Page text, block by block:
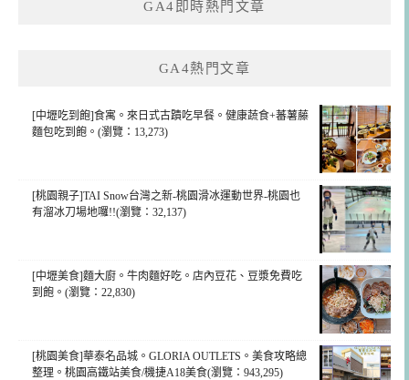
GA4即時熱門文章
GA4熱門文章
[中壢吃到飽]食寓。來日式古蹟吃早餐。健康蔬食+蕃薯藤
麵包吃到飽。(瀏覽：13,273)
[桃園親子]TAI Snow台灣之新-桃園滑冰運動世界-桃園也
有溜冰刀場地囉!!(瀏覽：32,137)
[中壢美食]麵大廚。牛肉麵好吃。店內豆花、豆漿免費吃
到飽。(瀏覽：22,830)
[桃園美食]華泰名品城。GLORIA OUTLETS。美食攻略總
整理。桃園高鐵站美食/機捷A18美食(瀏覽：943,295)